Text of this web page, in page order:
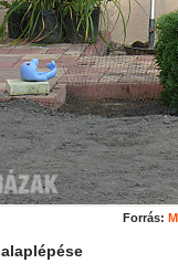
Forrás: